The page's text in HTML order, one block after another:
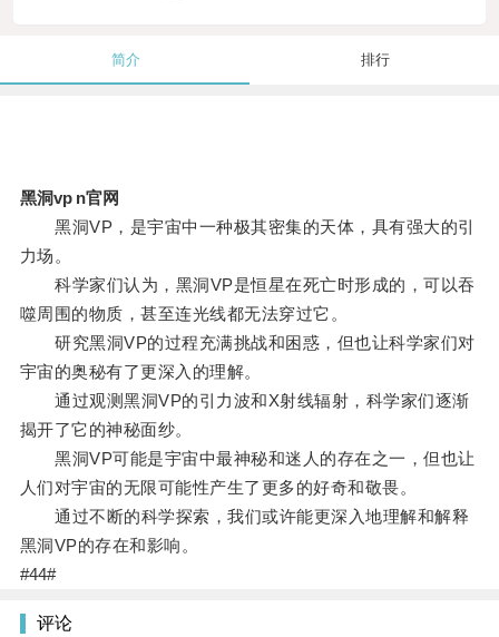
简介 排行
黑洞vp n官网
黑洞VP，是宇宙中一种极其密集的天体，具有强大的引
力场。
科学家们认为，黑洞VP是恒星在死亡时形成的，可以吞
噬周围的物质，甚至连光线都无法穿过它。
研究黑洞VP的过程充满挑战和困惑，但也让科学家们对
宇宙的奥秘有了更深入的理解。
通过观测黑洞VP的引力波和X射线辐射，科学家们逐渐
揭开了它的神秘面纱。
黑洞VP可能是宇宙中最神秘和迷人的存在之一，但也让
人们对宇宙的无限可能性产生了更多的好奇和敬畏。
通过不断的科学探索，我们或许能更深入地理解和解释
黑洞VP的存在和影响。
#44#
评论